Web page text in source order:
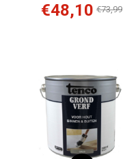
€48,10 €73,99